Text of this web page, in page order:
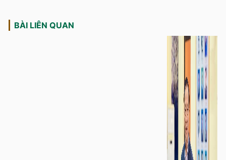
BÀI LIÊN QUAN